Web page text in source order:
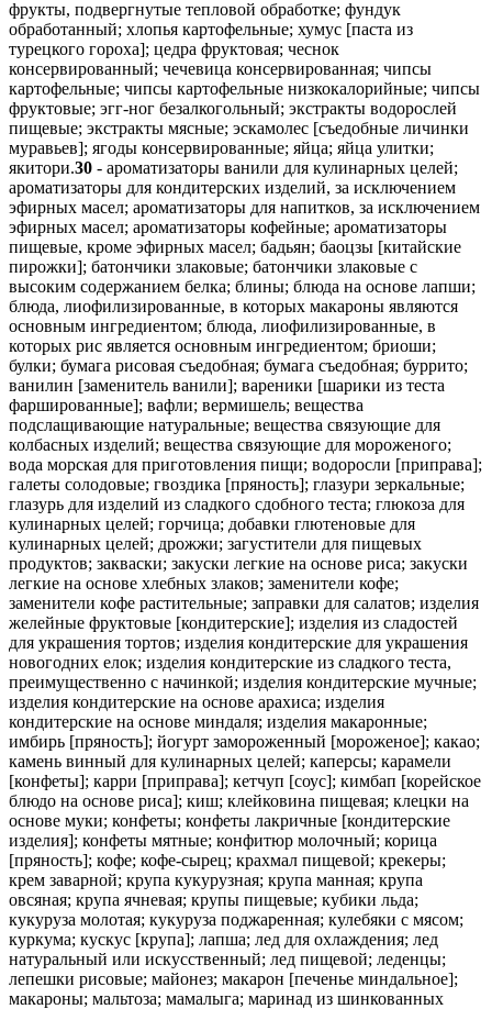
фрукты, подвергнутые тепловой обработке; фундук
обработанный; хлопья картофельные; хумус [паста из
турецкого гороха]; цедра фруктовая; чеснок
консервированный; чечевица консервированная; чипсы
картофельные; чипсы картофельные низкокалорийные; чипсы
фруктовые; эгг-ног безалкогольный; экстракты водорослей
пищевые; экстракты мясные; эскамолес [съедобные личинки
муравьев]; ягоды консервированные; яйца; яйца улитки;
якитори.30 - ароматизаторы ванили для кулинарных целей;
ароматизаторы для кондитерских изделий, за исключением
эфирных масел; ароматизаторы для напитков, за исключением
эфирных масел; ароматизаторы кофейные; ароматизаторы
пищевые, кроме эфирных масел; бадьян; баоцзы [китайские
пирожки]; батончики злаковые; батончики злаковые с
высоким содержанием белка; блины; блюда на основе лапши;
блюда, лиофилизированные, в которых макароны являются
основным ингредиентом; блюда, лиофилизированные, в
которых рис является основным ингредиентом; бриоши;
булки; бумага рисовая съедобная; бумага съедобная; буррито;
ванилин [заменитель ванили]; вареники [шарики из теста
фаршированные]; вафли; вермишель; вещества
подслащивающие натуральные; вещества связующие для
колбасных изделий; вещества связующие для мороженого;
вода морская для приготовления пищи; водоросли [приправа];
галеты солодовые; гвоздика [пряность]; глазури зеркальные;
глазурь для изделий из сладкого сдобного теста; глюкоза для
кулинарных целей; горчица; добавки глютеновые для
кулинарных целей; дрожжи; загустители для пищевых
продуктов; закваски; закуски легкие на основе риса; закуски
легкие на основе хлебных злаков; заменители кофе;
заменители кофе растительные; заправки для салатов; изделия
желейные фруктовые [кондитерские]; изделия из сладостей
для украшения тортов; изделия кондитерские для украшения
новогодних елок; изделия кондитерские из сладкого теста,
преимущественно с начинкой; изделия кондитерские мучные;
изделия кондитерские на основе арахиса; изделия
кондитерские на основе миндаля; изделия макаронные;
имбирь [пряность]; йогурт замороженный [мороженое]; какао;
камень винный для кулинарных целей; каперсы; карамели
[конфеты]; карри [приправа]; кетчуп [соус]; кимбап [корейское
блюдо на основе риса]; киш; клейковина пищевая; клецки на
основе муки; конфеты; конфеты лакричные [кондитерские
изделия]; конфеты мятные; конфитюр молочный; корица
[пряность]; кофе; кофе-сырец; крахмал пищевой; крекеры;
крем заварной; крупа кукурузная; крупа манная; крупа
овсяная; крупа ячневая; крупы пищевые; кубики льда;
кукуруза молотая; кукуруза поджаренная; кулебяки с мясом;
куркума; кускус [крупа]; лапша; лед для охлаждения; лед
натуральный или искусственный; лед пищевой; леденцы;
лепешки рисовые; майонез; макарон [печенье миндальное];
макароны; мальтоза; мамалыга; маринад из шинкованных